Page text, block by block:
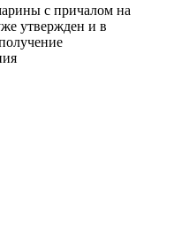
с причалом на
утвержден и в